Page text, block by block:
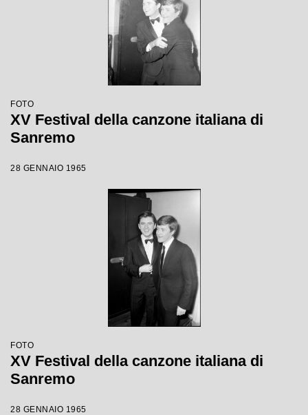
FOTO
XV Festival della canzone italiana di
Sanremo
28 GENNAIO 1965
FOTO
XV Festival della canzone italiana di
Sanremo
28 GENNAIO 1965